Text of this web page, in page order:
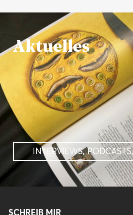
Aktuelles
INTERVIEWS,
SCHREIB MIR